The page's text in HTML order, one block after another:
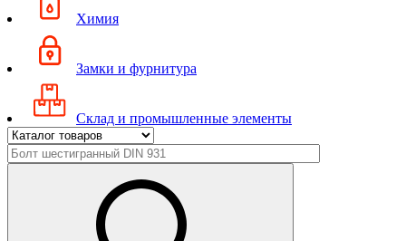
Химия
Замки и фурнитура
Склад и промышленные элементы